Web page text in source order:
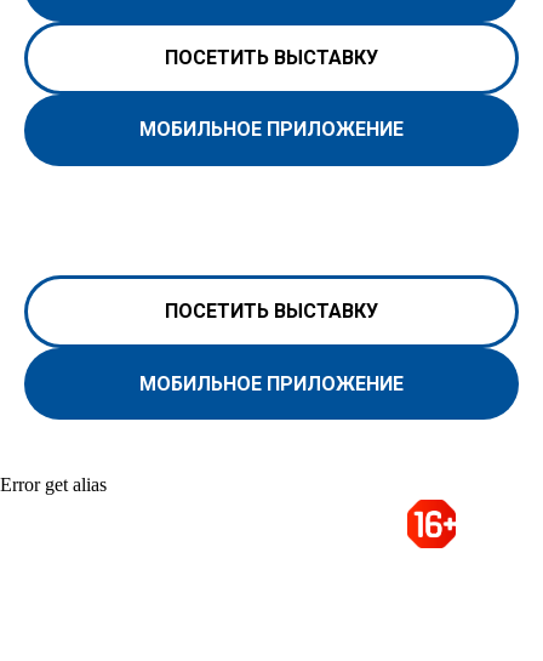
ПОСЕТИТЬ ВЫСТАВКУ
МОБИЛЬНОЕ ПРИЛОЖЕНИЕ
ПОСЕТИТЬ ВЫСТАВКУ
МОБИЛЬНОЕ ПРИЛОЖЕНИЕ
Error get alias